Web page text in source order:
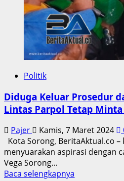
Berbagi
Takjil
Gratis
Politik
Diduga Keluar Prosedur
Lintas Parpol Tetap
Pajer Kamis, 7 Maret 2024
Kota Sorong, BeritaAktual.co
menyuarakan aspirasi dengan
Vega Sorong...
Baca selengkapnya